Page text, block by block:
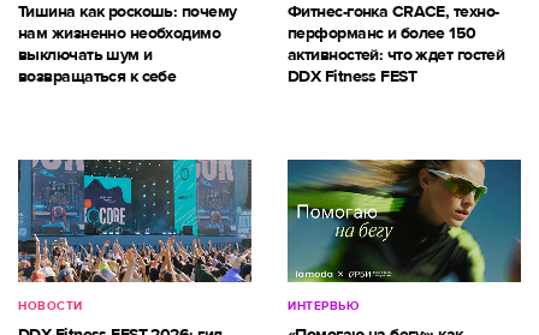
Тишина как роскошь: почему
нам жизненно необходимо
выключать шум и
возвращаться к себе
Фитнес-гонка CRACE, техно-
перформанс и более 150
активностей: что ждет гостей
DDX Fitness FEST
НОВОСТИ ИНТЕРВЬЮ